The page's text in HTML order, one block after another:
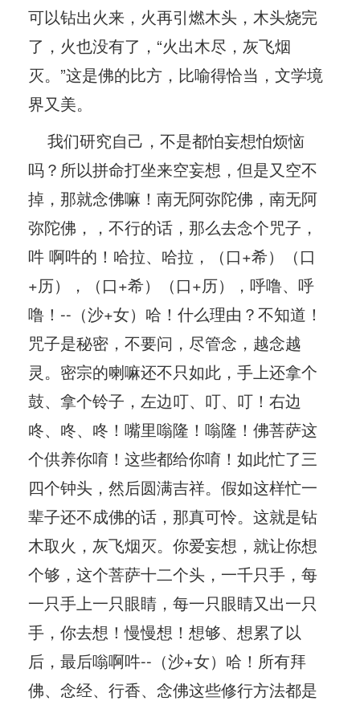
可以钻出火来，火再引燃木头，木头烧完
了，火也没有了，“火出木尽，灰飞烟
灭。”这是佛的比方，比喻得恰当，文学境
界又美。
我们研究自己，不是都怕妄想怕烦恼
吗？所以拼命打坐来空妄想，但是又空不
掉，那就念佛嘛！南无阿弥陀佛，南无阿
弥陀佛，，不行的话，那么去念个咒子，
吽 啊吽的！哈拉、哈拉，（口+希）（口
+历），（口+希）（口+历），呼噜、呼
噜！--（沙+女）哈！什么理由？不知道！
咒子是秘密，不要问，尽管念，越念越
灵。密宗的喇嘛还不只如此，手上还拿个
鼓、拿个铃子，左边叮、叮、叮！右边
咚、咚、咚！嘴里嗡隆！嗡隆！佛菩萨这
个供养你唷！这些都给你唷！如此忙了三
四个钟头，然后圆满吉祥。假如这样忙一
辈子还不成佛的话，那真可怜。这就是钻
木取火，灰飞烟灭。你爱妄想，就让你想
个够，这个菩萨十二个头，一千只手，每
一只手上一只眼睛，每一只眼睛又出一只
手，你去想！慢慢想！想够、想累了以
后，最后嗡啊吽--（沙+女）哈！所有拜
佛、念经、行香、念佛这些修行方法都是